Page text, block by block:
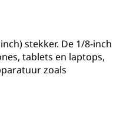
stekker. De 1/8-inch
tablets en laptops,
zoals